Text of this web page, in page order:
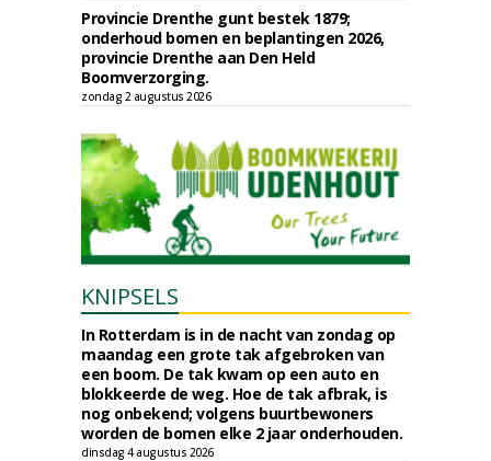
Provincie Drenthe gunt bestek 1879;
onderhoud bomen en beplantingen 2026,
provincie Drenthe aan Den Held
Boomverzorging.
zondag 2 augustus 2026
KNIPSELS
In Rotterdam is in de nacht van zondag op
maandag een grote tak afgebroken van
een boom. De tak kwam op een auto en
blokkeerde de weg. Hoe de tak afbrak, is
nog onbekend; volgens buurtbewoners
worden de bomen elke 2 jaar onderhouden.
dinsdag 4 augustus 2026